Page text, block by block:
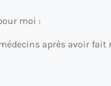
moi :
après avoir fait